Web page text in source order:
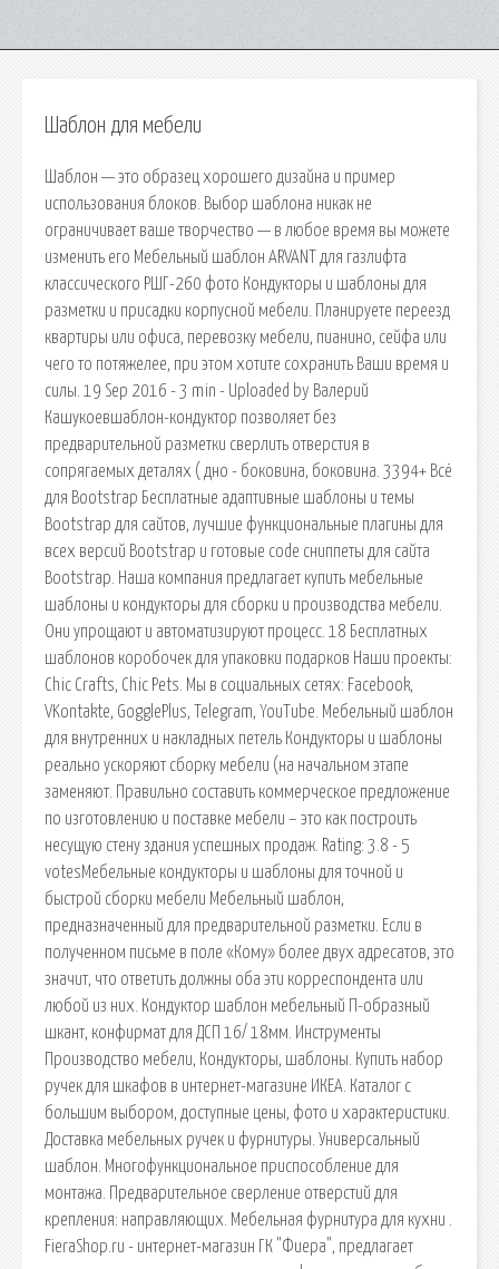
Шаблон для мебели
Шаблон — это образец хорошего дизайна и пример
использования блоков. Выбор шаблона никак не
ограничивает ваше творчество — в любое время вы можете
изменить его Мебельный шаблон ARVANT для газлифта
классического РШГ-260 фото Кондукторы и шаблоны для
разметки и присадки корпусной мебели. Планируете переезд
квартиры или офиса, перевозку мебели, пианино, сейфа или
чего то потяжелее, при этом хотите сохранить Ваши время и
силы. 19 Sep 2016 - 3 min - Uploaded by Валерий
Кашукоевшаблон-кондуктор позволяет без
предварительной разметки сверлить отверстия в
сопрягаемых деталях ( дно - боковина, боковина. 3394+ Всё
для Bootstrap Бесплатные адаптивные шаблоны и темы
Bootstrap для сайтов, лучшие функциональные плагины для
всех версий Bootstrap и готовые code сниппеты для сайта
Bootstrap. Наша компания предлагает купить мебельные
шаблоны и кондукторы для сборки и производства мебели.
Они упрощают и автоматизируют процесс. 18 Бесплатных
шаблонов коробочек для упаковки подарков Наши проекты:
Chic Crafts, Chic Pets. Мы в социальных сетях: Facebook,
VKontakte, GogglePlus, Telegram, YouTube. Мебельный шаблон
для внутренних и накладных петель Кондукторы и шаблоны
реально ускоряют сборку мебели (на начальном этапе
заменяют. Правильно составить коммерческое предложение
по изготовлению и поставке мебели – это как построить
несущую стену здания успешных продаж. Rating: 3.8 - 5
votesМебельные кондукторы и шаблоны для точной и
быстрой сборки мебели Мебельный шаблон,
предназначенный для предварительной разметки. Если в
полученном письме в поле «Кому» более двух адресатов, это
значит, что ответить должны оба эти корреспондента или
любой из них. Кондуктор шаблон мебельный П-образный
шкант, конфирмат для ДСП 16/ 18мм. Инструменты
Производство мебели, Кондукторы, шаблоны. Купить набор
ручек для шкафов в интернет-магазине ИКЕА. Каталог с
большим выбором, доступные цены, фото и характеристики.
Доставка мебельных ручек и фурнитуры. Универсальный
шаблон. Многофункциональное приспособление для
монтажа. Предварительное сверление отверстий для
крепления: направляющих. Мебельная фурнитура для кухни .
FieraShop.ru - интернет-магазин ГК "Фиера", предлагает